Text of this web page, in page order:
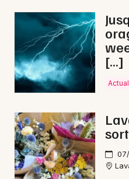
Sorties & loisirs
Brocantes en Mayenne
Brocantes dans les
Newsletter des sorties
Artistes en tournée
[…]